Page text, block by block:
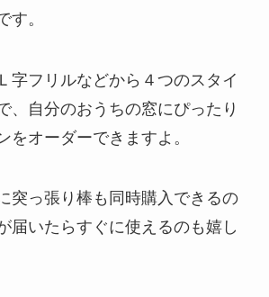
す。
字フリルなどから４つのスタイ
、自分のおうちの窓にぴったり
をオーダーできますよ。
突っ張り棒も同時購入できるの
届いたらすぐに使えるのも嬉し